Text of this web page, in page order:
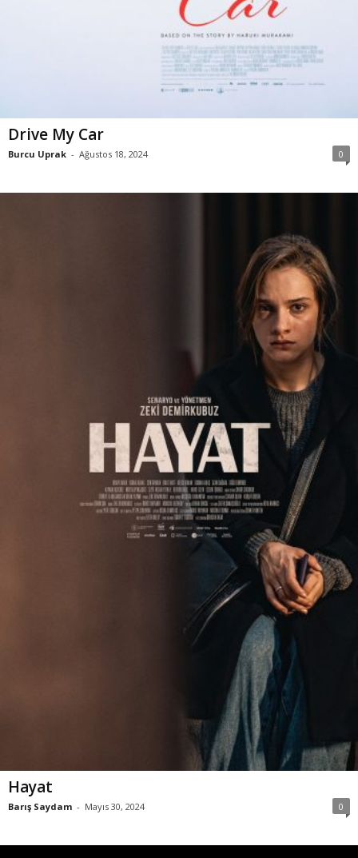
Drive My Car
Burcu Uprak - Ağustos 18, 2024 0
Hayat
Barış Saydam - Mayıs 30, 2024 0